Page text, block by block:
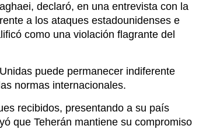
declaró, en una entrevista con la
a los ataques estadounidenses e
como una violación flagrante del
puede permanecer indiferente
normas internacionales.
recibidos, presentando a su país
que Teherán mantiene su compromiso